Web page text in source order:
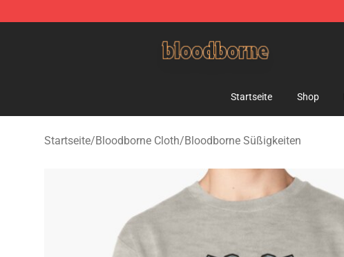
Startseite Shop
Startseite/Bloodborne Cloth/Bloodborne Süßigkeiten